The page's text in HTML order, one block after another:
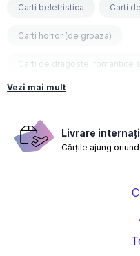
Carti beletristica Carti
Carti horror (de groaza)
Carti de dragoste, romantice
Carti fantasy
Carti nutritie, sanatate si de
Carti despre sarcina si
Vezi mai mult
Livrare
Cărțile ajung